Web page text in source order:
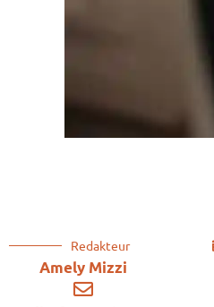
Redakteur
Amely Mizzi